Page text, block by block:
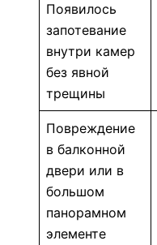
Появилось
запотевание
внутри камер
без явной
трещины
Повреждение
в балконной
двери или в
большом
панорамном
элементе